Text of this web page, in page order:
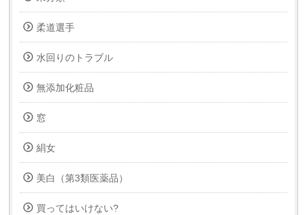
柔道選手
水回りのトラブル
無添加化粧品
窓
絹女
美白（第3類医薬品）
買ってはいけない?